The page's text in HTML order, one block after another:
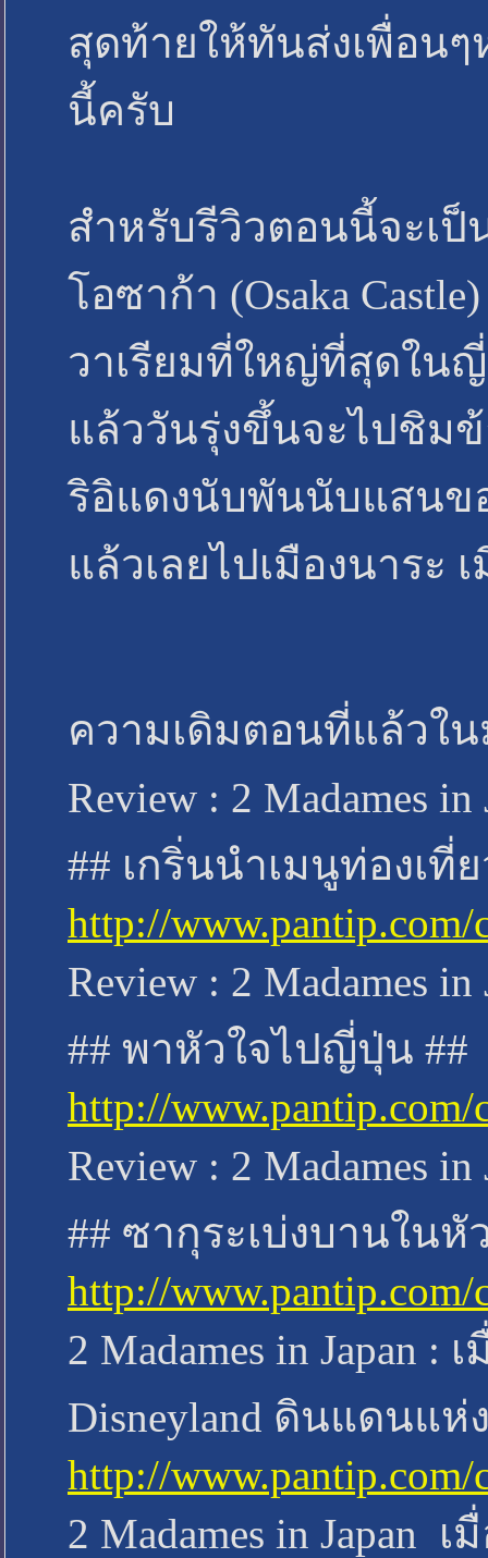
สุดท้ายให้ทันส่งเพื่อน
นี้ครับ
สำหรับรีวิวตอนนี้จะเป็
โอซาก้า (Osaka
วาเรียมที่ใหญ่ที่สุดใน
แล้ววันรุ่งขึ้นจะไปชิมข้
ริอิแดงนับพันนับแสนขอ
แล้วเลยไปเมืองนาระ
ความเดิมตอนที่แล้วใ
Review : 2
## เกริ่นนำเมนูท่องเที่
http://www.pantip.com/
Review : 2
## พาหัวใจไปญี่ปุ่น ##
http://www.pantip.com/
Review : 2
## ซากุระเบ่งบานในหั
http://www.pantip.com/
2 Madames in
Disneyland ดินแดนแห่
http://www.pantip.com/
2 Madames in